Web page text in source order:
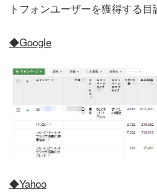
トフォンユーザーを獲得する目
◆Google
◆Yahoo